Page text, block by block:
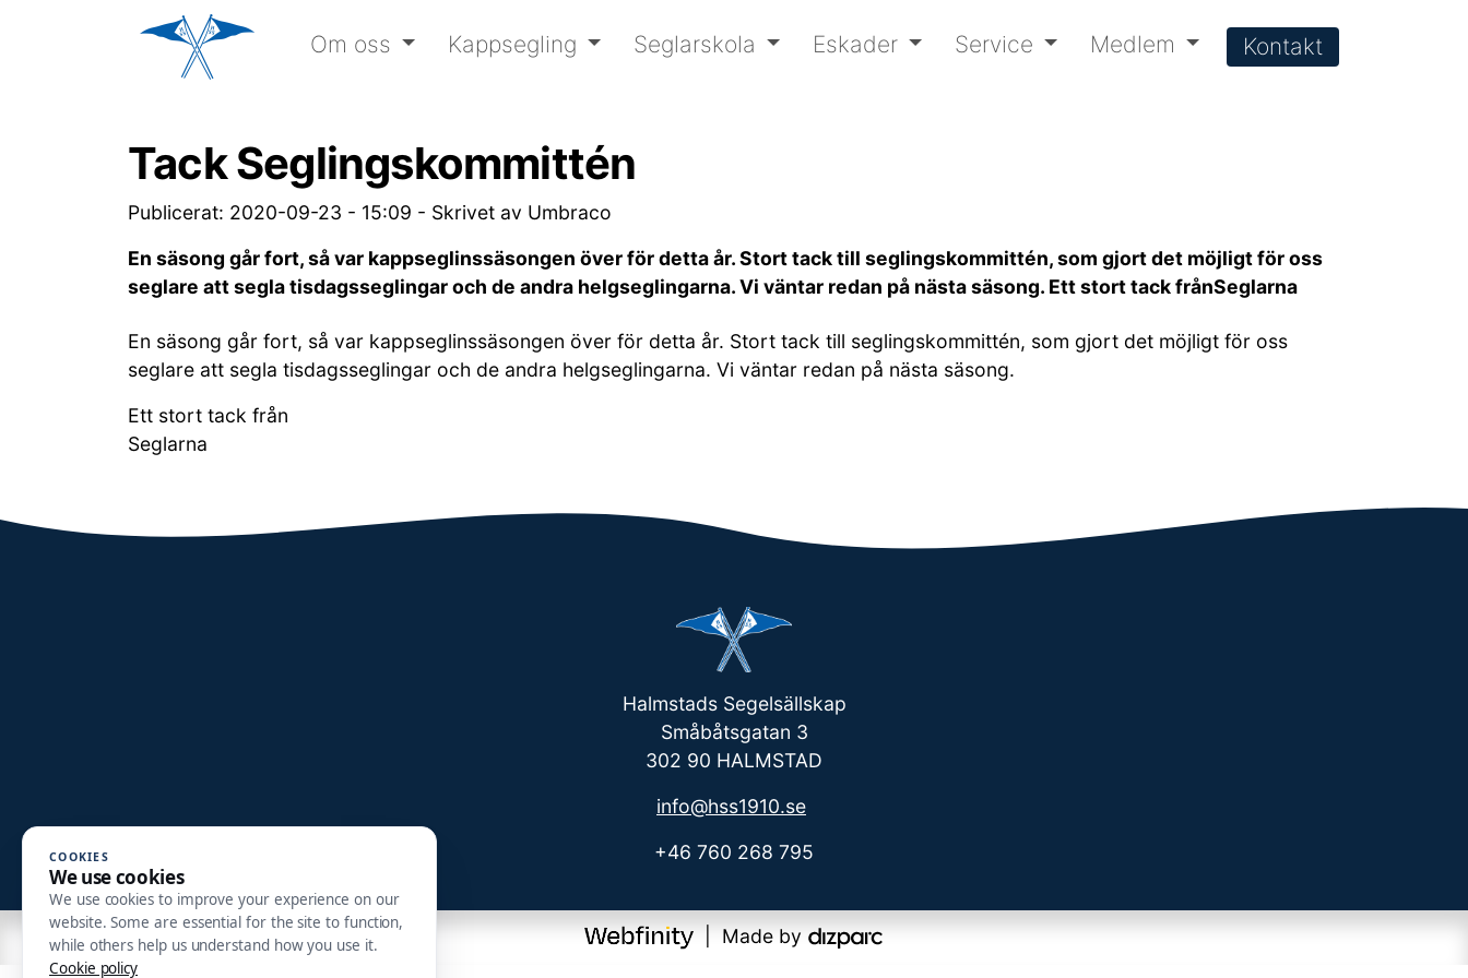
Om oss Kappsegling Seglarskola Eskader Service Medlem Kontakt
Tack Seglingskommittén
Publicerat: 2020-09-23 - 15:09 - Skrivet av Umbraco
En säsong går fort, så var kappseglinssäsongen över för detta år. Stort tack till seglingskommittén, som gjort det möjligt för oss
seglare att segla tisdagsseglingar och de andra helgseglingarna. Vi väntar redan på nästa säsong. Ett stort tack frånSeglarna
En säsong går fort, så var kappseglinssäsongen över för detta år. Stort tack till seglingskommittén, som gjort det möjligt för oss
seglare att segla tisdagsseglingar och de andra helgseglingarna. Vi väntar redan på nästa säsong.
Ett stort tack från
Seglarna
Halmstads Segelsällskap
Småbåtsgatan 3
302 90 HALMSTAD
info@hss1910.se
+46 760 268 795
| Made by
COOKIES
We use cookies
We use cookies to improve your experience on our
website. Some are essential for the site to function,
while others help us understand how you use it.
Cookie policy